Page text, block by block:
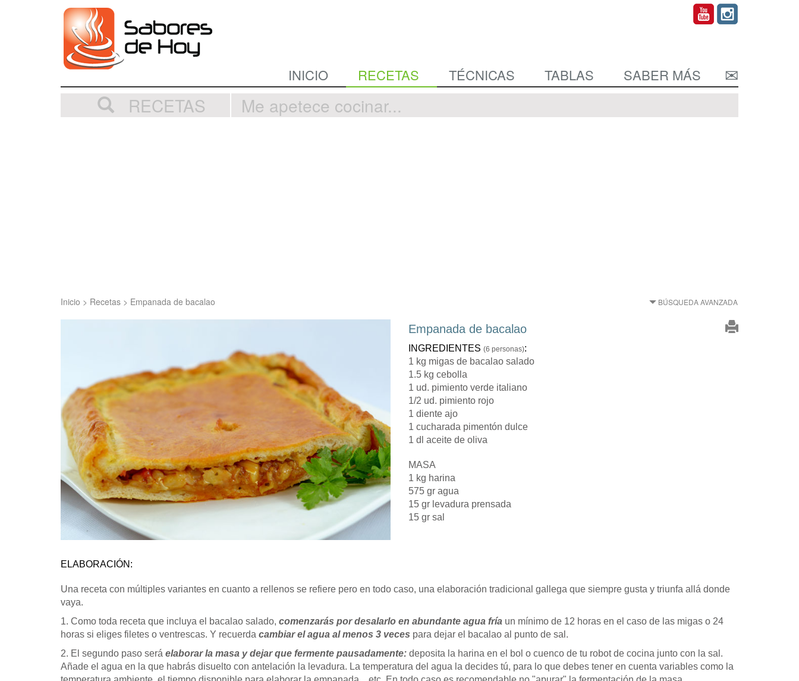
INICIO RECETAS TÉCNICAS TABLAS SABER MÁS
RECETAS
Inicio > Recetas > Empanada de bacalao BÚSQUEDA AVANZADA
Empanada de bacalao
INGREDIENTES (6 personas):
1 kg migas de bacalao salado
1.5 kg cebolla
1 ud. pimiento verde italiano
1/2 ud. pimiento rojo
1 diente ajo
1 cucharada pimentón dulce
1 dl aceite de oliva
MASA
1 kg harina
575 gr agua
15 gr levadura prensada
15 gr sal
ELABORACIÓN:
Una receta con múltiples variantes en cuanto a rellenos se refiere pero en todo caso, una elaboración tradicional gallega que siempre gusta y triunfa allá donde
vaya.
1. Como toda receta que incluya el bacalao salado, comenzarás por desalarlo en abundante agua fría un mínimo de 12 horas en el caso de las migas o 24
horas si eliges filetes o ventrescas. Y recuerda cambiar el agua al menos 3 veces para dejar el bacalao al punto de sal.
2. El segundo paso será elaborar la masa y dejar que fermente pausadamente: deposita la harina en el bol o cuenco de tu robot de cocina junto con la sal.
Añade el agua en la que habrás disuelto con antelación la levadura. La temperatura del agua la decides tú, para lo que debes tener en cuenta variables como la